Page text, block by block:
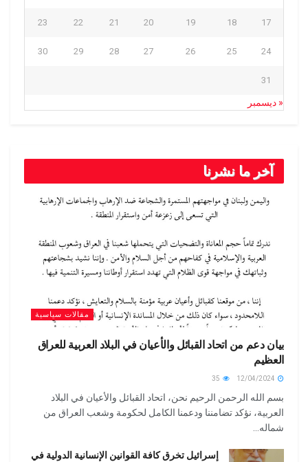
17
18
19
20
21
22
23
24
25
26
27
28
29
30
31
« ديسمبر
آخر ما نشرنا
مقالات سياسية
بيان دعم من اتحاد القبائل والأعيان في البلاد العربية للعراق
العظيم
بسم الله الرحمن الرحيم نحن، اتحاد القبائل والأعيان في البلاد
العربية، نؤكد تضامننا ودعمنا الكامل لحكومة وشعب العراق من
شماله...
إسرائيل تخرق كافة القوانين الإنسانية الدولية في